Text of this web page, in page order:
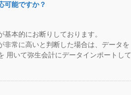
可能ですか？
本的にお断りしております。
常に高いと判断した場合は、データを
用いて弥生会計にデータインポートして